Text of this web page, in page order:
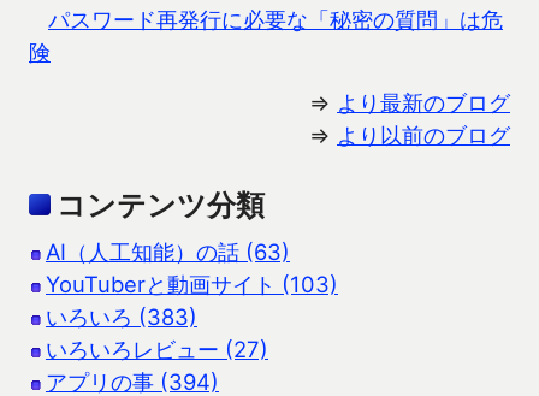
パスワード再発行に必要な「秘密の質問」は危
険
⇒ より最新のブログ
⇒ より以前のブログ
コンテンツ分類
AI（人工知能）の話 (63)
YouTuberと動画サイト (103)
いろいろ (383)
いろいろレビュー (27)
アプリの事 (394)